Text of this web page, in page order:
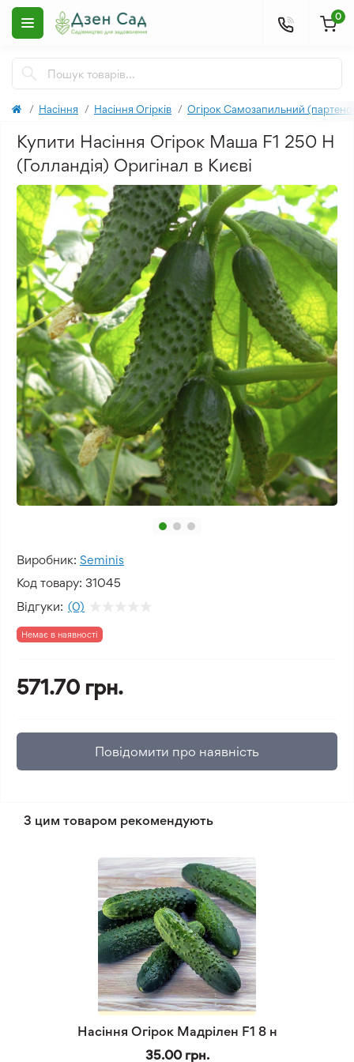
0
Насіння Насіння Огірків Огірок Самозапильний
Купити Насіння Огірок Маша F1 250 Н
(Голландія) Оригінал в Києві
Виробник: Seminis
Код товару: 31045
Відгуки: (0)
Немає в наявності
571.70 грн.
Повідомити про наявність
З цим товаром рекомендують
Насіння Огірок Мадрілен F1 8 н
35.00 грн.